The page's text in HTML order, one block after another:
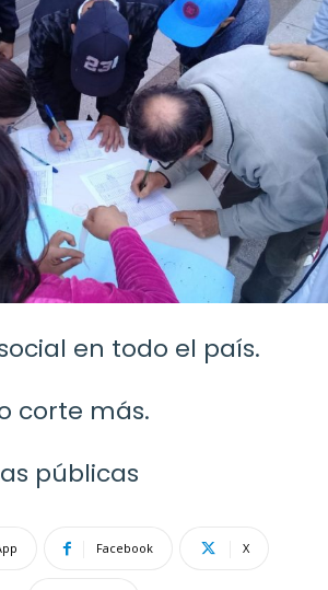
en todo el país.
corte más.
públicas
Facebook X